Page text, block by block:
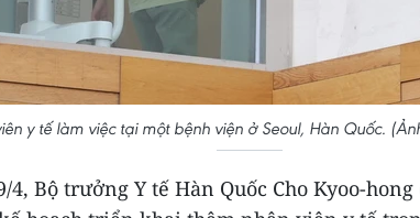
y tế làm việc tại một bệnh viện ở Seoul, Hàn Quốc.
4, Bộ trưởng Y tế Hàn Quốc Cho Kyoo-